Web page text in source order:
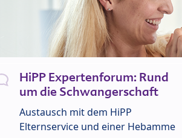
HiPP Expertenforum: Rund
um die Schwangerschaft
Austausch mit dem HiPP
Elternservice und einer Hebamme